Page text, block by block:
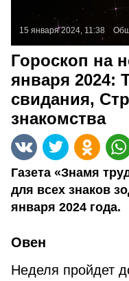
15 января 2024, 11:38
Гороскоп на
января 2024:
свидания,
знакомства
Газета «Знамя
для всех знаков
января 2024 года.
Овен
Неделя пройдет